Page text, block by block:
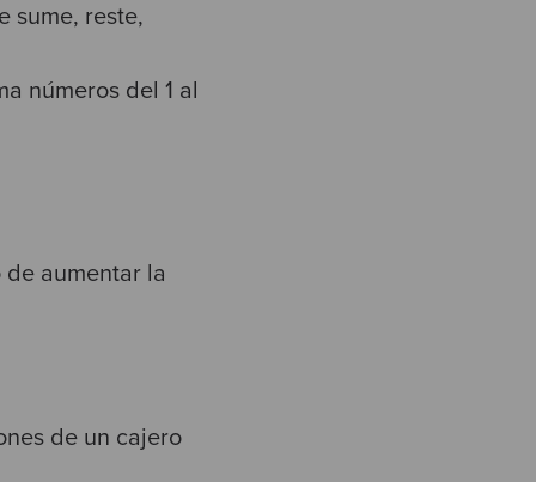
sume, reste,
números del 1 al
aumentar la
de un cajero